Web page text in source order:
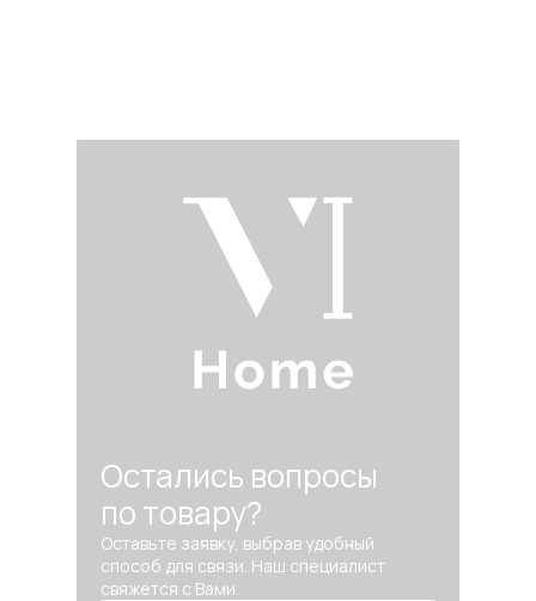
Остались вопросы
по товару?
Оставьте заявку, выбрав удобный
способ для связи. Наш специалист
свяжется с Вами.